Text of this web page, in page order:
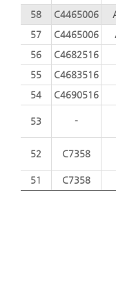
58
C4465006
57
C4465006
56
C4682516
55
C4683516
54
C4690516
53 -
52 C7358
51 C7358